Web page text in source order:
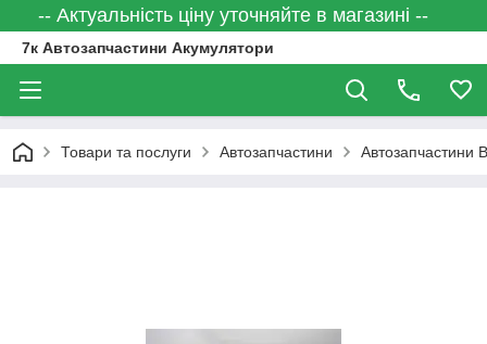
-- Актуальність ціну уточняйте в магазині --
7к Автозапчастини Акумулятори
Товари та послуги Автозапчастини Автозапчастини